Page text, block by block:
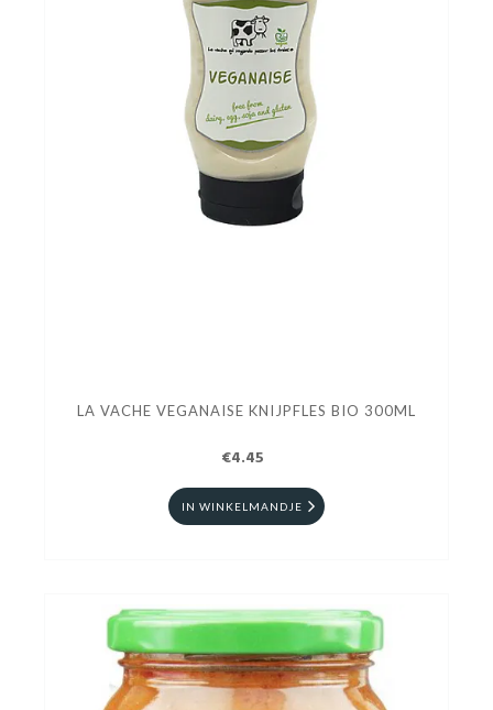
LA VACHE VEGANAISE KNIJPFLES BIO 300ML
€4.45
IN WINKELMANDJE